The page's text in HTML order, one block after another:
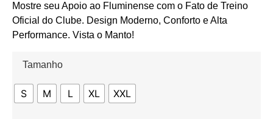
Mostre seu Apoio ao Fluminense com o Fato de Treino
Oficial do Clube. Design Moderno, Conforto e Alta
Performance. Vista o Manto!
Tamanho
S M L XL XXL